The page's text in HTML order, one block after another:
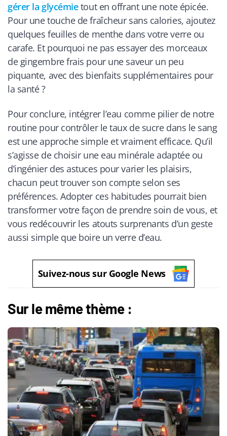
gérer la glycémietout en offrant une note épicée.
Pour une touche de fraîcheur sans calories, ajoutez
quelques feuilles de menthe dans votre verre ou
carafe. Et pourquoi ne pas essayer des morceaux
de gingembre frais pour une saveur un peu
piquante, avec des bienfaits supplémentaires pour
la santé ?
Pour conclure, intégrer l’eau comme pilier de notre
routine pour contrôler le taux de sucre dans le sang
est une approche simple et vraiment efficace. Qu’il
s’agisse de choisir une eau minérale adaptée ou
d’ingénier des astuces pour varier les plaisirs,
chacun peut trouver son compte selon ses
préférences. Adopter ces habitudes pourrait bien
transformer votre façon de prendre soin de vous, et
vous redécouvrir les atouts surprenants d’un geste
aussi simple que boire un verre d’eau.
Suivez-nous sur Google News
Sur le même thème :